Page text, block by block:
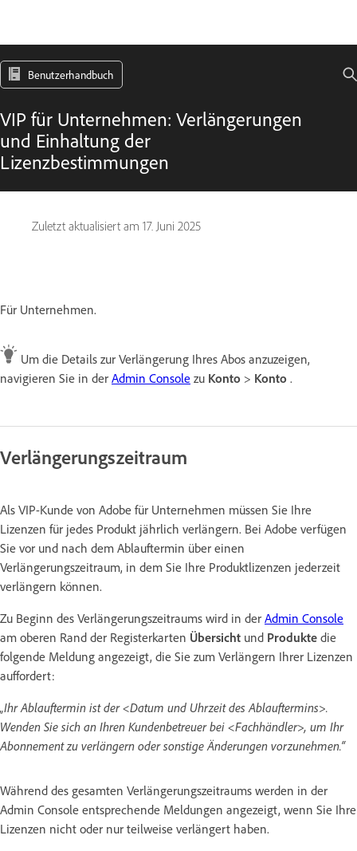
Benutzerhandbuch
VIP für Unternehmen: Verlängerungen
und Einhaltung der
Lizenzbestimmungen
Zuletzt aktualisiert am 17. Juni 2025
Für Unternehmen.
Um die Details zur Verlängerung Ihres Abos anzuzeigen,
navigieren Sie in der Admin Console zu Konto > Konto .
Verlängerungszeitraum
Als VIP-Kunde von Adobe für Unternehmen müssen Sie Ihre
Lizenzen für jedes Produkt jährlich verlängern. Bei Adobe verfügen
Sie vor und nach dem Ablauftermin über einen
Verlängerungszeitraum, in dem Sie Ihre Produktlizenzen jederzeit
verlängern können.
Zu Beginn des Verlängerungszeitraums wird in der Admin Console
am oberen Rand der Registerkarten Übersicht und Produkte die
folgende Meldung angezeigt, die Sie zum Verlängern Ihrer Lizenzen
auffordert:
„Ihr Ablauftermin ist der <Datum und Uhrzeit des Ablauftermins>.
Wenden Sie sich an Ihren Kundenbetreuer bei <Fachhändler>, um Ihr
Abonnement zu verlängern oder sonstige Änderungen vorzunehmen.“
Während des gesamten Verlängerungszeitraums werden in der
Admin Console entsprechende Meldungen angezeigt, wenn Sie Ihre
Lizenzen nicht oder nur teilweise verlängert haben.